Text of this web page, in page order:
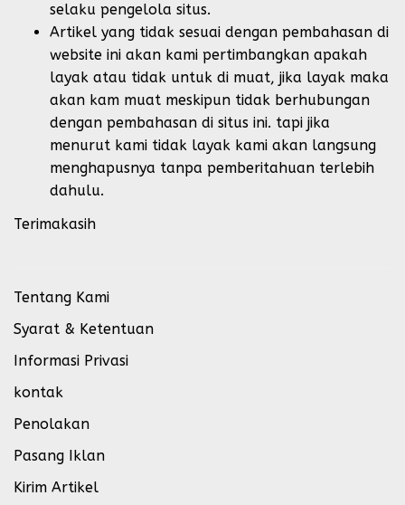
selaku pengelola situs.
Artikel yang tidak sesuai dengan pembahasan di
website ini akan kami pertimbangkan apakah
layak atau tidak untuk di muat, jika layak maka
akan kam muat meskipun tidak berhubungan
dengan pembahasan di situs ini. tapi jika
menurut kami tidak layak kami akan langsung
menghapusnya tanpa pemberitahuan terlebih
dahulu.
Terimakasih
Tentang Kami
Syarat & Ketentuan
Informasi Privasi
kontak
Penolakan
Pasang Iklan
Kirim Artikel